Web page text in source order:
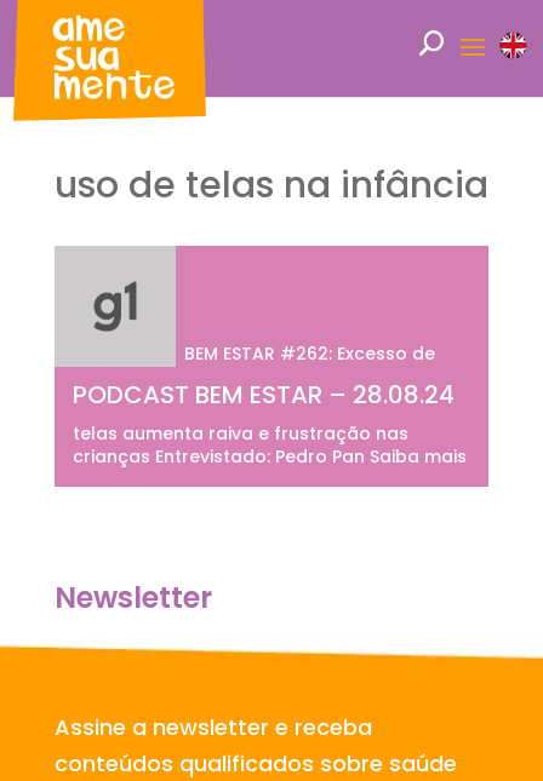
uso de telas na infância
PODCAST BEM ESTAR – 28.08.24
BEM ESTAR #262: Excesso de
telas aumenta raiva e frustração nas
crianças Entrevistado: Pedro Pan Saiba mais
Newsletter
Assine a newsletter e receba
conteúdos qualificados sobre saúde